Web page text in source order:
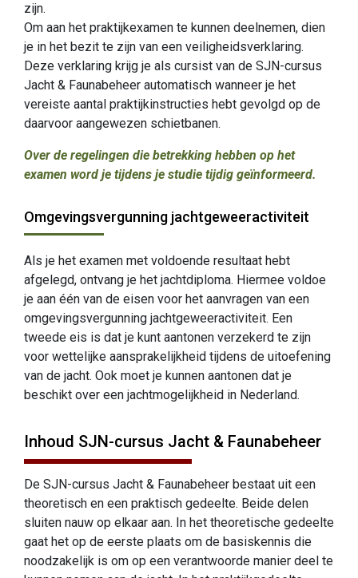
zijn.
Om aan het praktijkexamen te kunnen deelnemen, dien
je in het bezit te zijn van een veiligheidsverklaring.
Deze verklaring krijg je als cursist van de SJN-cursus
Jacht & Faunabeheer automatisch wanneer je het
vereiste aantal praktijkinstructies hebt gevolgd op de
daarvoor aangewezen schietbanen.
Over de regelingen die betrekking hebben op het
examen word je tijdens je studie tijdig geïnformeerd.
Omgevingsvergunning jachtgeweeractiviteit
Als je het examen met voldoende resultaat hebt
afgelegd, ontvang je het jachtdiploma. Hiermee voldoe
je aan één van de eisen voor het aanvragen van een
omgevingsvergunning jachtgeweeractiviteit. Een
tweede eis is dat je kunt aantonen verzekerd te zijn
voor wettelijke aansprakelijkheid tijdens de uitoefening
van de jacht. Ook moet je kunnen aantonen dat je
beschikt over een jachtmogelijkheid in Nederland.
Inhoud SJN-cursus Jacht & Faunabeheer
De SJN-cursus Jacht & Faunabeheer bestaat uit een
theoretisch en een praktisch gedeelte. Beide delen
sluiten nauw op elkaar aan. In het theoretische gedeelte
gaat het op de eerste plaats om de basiskennis die
noodzakelijk is om op een verantwoorde manier deel te